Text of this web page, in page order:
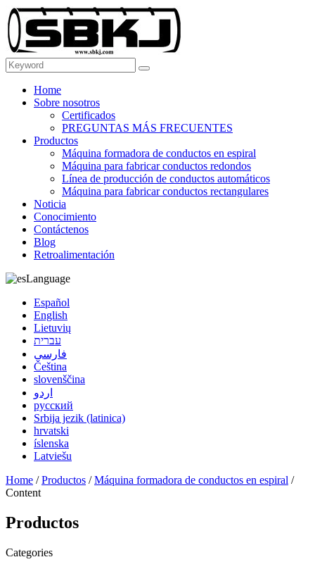
Home
Sobre nosotros
Certificados
PREGUNTAS MÁS FRECUENTES
Productos
Máquina formadora de conductos en espiral
Máquina para fabricar conductos redondos
Línea de producción de conductos automáticos
Máquina para fabricar conductos rectangulares
Noticia
Conocimiento
Contáctenos
Blog
Retroalimentación
Language
Español
English
Lietuvių
עברית
فارسی
Čeština
slovenščina
اردو
русский
Srbija jezik (latinica)
hrvatski
íslenska
Latviešu
Home /Productos /Máquina formadora de conductos en espiral /
Content
Productos
Categories